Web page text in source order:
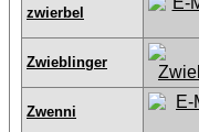
zwierbel
Zwieblinger
Zwenni